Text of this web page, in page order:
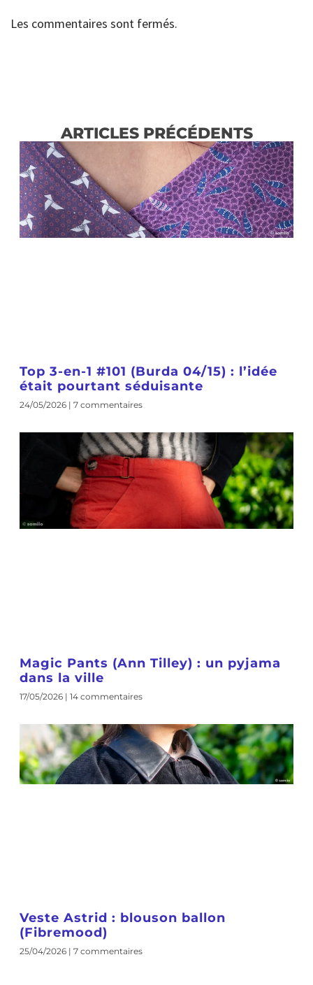
Les commentaires sont fermés.
ARTICLES PRÉCÉDENTS
Top 3-en-1 #101 (Burda 04/15) : l’idée
était pourtant séduisante
24/05/2026 7 commentaires
Magic Pants (Ann Tilley) : un pyjama
dans la ville
17/05/2026 14 commentaires
Veste Astrid : blouson ballon
(Fibremood)
25/04/2026 7 commentaires